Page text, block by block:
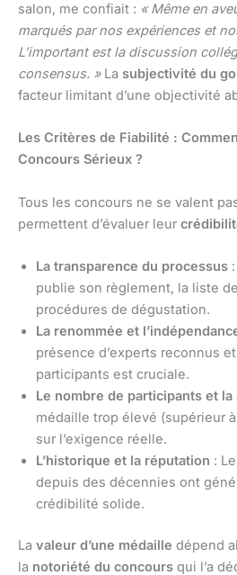
salon, me confiait : « Même en
marqués par nos expériences et
L’important est la discussion
consensus. »La subjectivité du
facteur limitant d’une objectivité
Les Critères de Fiabilité :
Concours Sérieux ?
Tous les concours ne se valent
permettent d’évaluer leur
La transparence du processus
publie son règlement, la liste
procédures de dégustation.
La renommée et
présence d’experts reconnus
participants est cruciale.
Le nombre de participants et
médaille trop élevé (supérieur
sur l’exigence réelle.
L’historique et la réputation :
depuis des décennies ont
crédibilité solide.
La valeur d’une médaille dépend
la notoriété du concours qui l’a